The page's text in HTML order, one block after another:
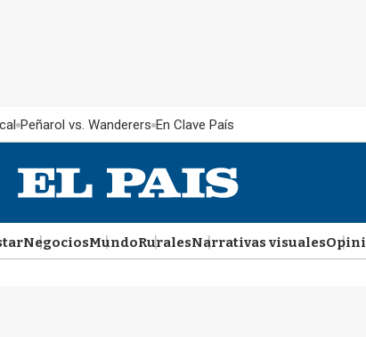
Peñarol vs. Wanderers En Clave País
NegociosMundoRuralesNarrativas visuales